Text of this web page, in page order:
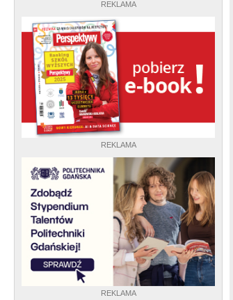
REKLAMA
REKLAMA
REKLAMA